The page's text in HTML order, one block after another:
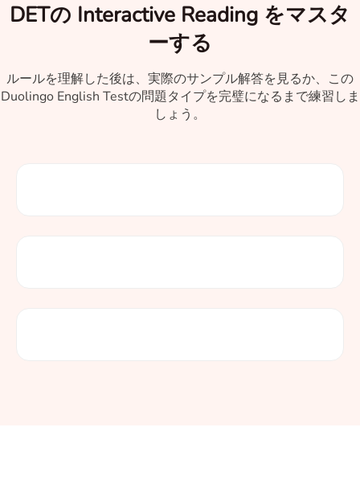
DETの Interactive Reading をマスタ
ーする
ルールを理解した後は、実際のサンプル解答を見るか、この
Duolingo English Testの問題タイプを完璧になるまで練習しま
しょう。